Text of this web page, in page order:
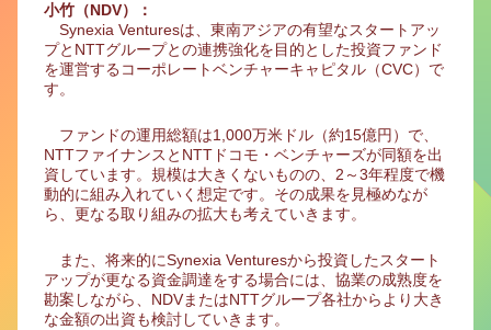
小竹（NDV）：
Synexia Venturesは、東南アジアの有望なスタートアッ
プとNTTグループとの連携強化を目的とした投資ファンド
を運営するコーポレートベンチャーキャピタル（CVC）で
す。
ファンドの運用総額は1,000万米ドル（約15億円）で、
NTTファイナンスとNTTドコモ・ベンチャーズが同額を出
資しています。規模は大きくないものの、2～3年程度で機
動的に組み入れていく想定です。その成果を見極めなが
ら、更なる取り組みの拡大も考えていきます。
また、将来的にSynexia Venturesから投資したスタート
アップが更なる資金調達をする場合には、協業の成熟度を
勘案しながら、NDVまたはNTTグループ各社からより大き
な金額の出資も検討していきます。